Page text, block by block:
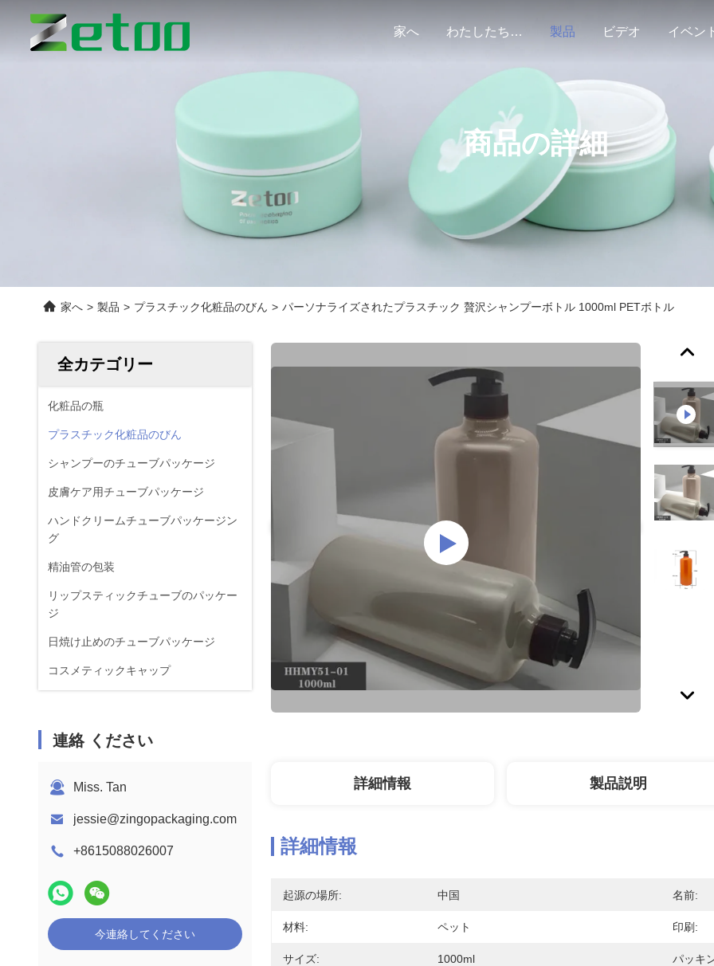
家へ わたしたち に つい て 製品 ビデオ イベン
商品の詳細
家へ > 製品 > プラスチック化粧品のびん > パーソナライズされたプラスチック 贅沢シャンプーボトル 1000ml PETボトル
全カテゴリー
化粧品の瓶
プラスチック化粧品のびん
シャンプーのチューブパッケージ
皮膚ケア用チューブパッケージ
ハンドクリームチューブパッケージン
グ
精油管の包装
リップスティックチューブのパッケー
ジ
日焼け止めのチューブパッケージ
コスメティックキャップ
連絡 ください
Miss. Tan
jessie@zingopackaging.com
+8615088026007
今連絡してください
詳細情報 製品説明
詳細情報
起源の場所: 中国 名前:
材料: ペット 印刷:
サイズ: 1000ml パッキ